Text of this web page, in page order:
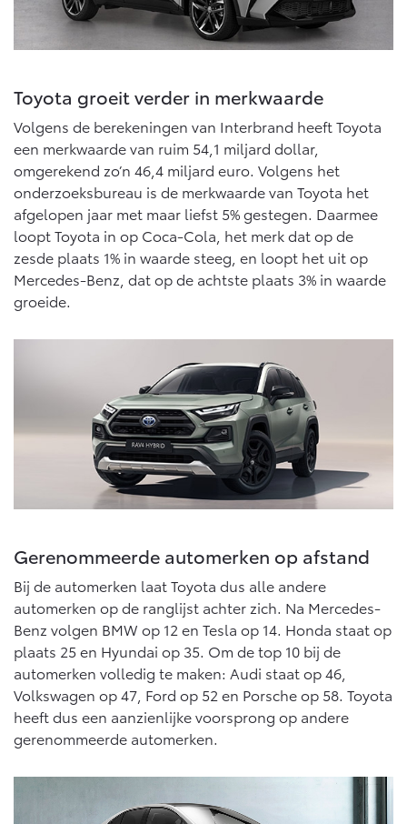
Vanaf € 39.995,-
Toyota C-HR
Vanaf € 36.495,-
Toyota C-HR+
BATTERIJ-ELEKTRISCH
Vanaf € 37.995,-
RAV4
PLUG-IN HYBRIDE
Vanaf € 49.995,-
BATTERIJ-ELEKTRISCH
Vanaf € 39.995,-
bZ4X Touring
BATTERIJ-ELEKTRISCH
Vanaf € 48.995,-
Mirai
WATERSTOF-ELEKTRISCH
Vanaf € 76.695,-
Proace City (excl. BTW)
OOK ALS BATTERIJ-
ELEKTRISCH
Vanaf € 27.945,-
10 jaar batterijgarantie
Toyota fabrieksgarantie
Onderdelen & Accessoires
Onderdelen
Accessoires
Banden
Webshop
Connected
Abonnementen
Multimedia
Connected check
Navigatie updates
Laadpas
Energie en slim laden
Verzekeren
Toyota Autoverzekering
Toyota Hybride Autoverzekering
Bedrijfswagens
Financieren of leasen
Verzekeren
Toyota groeit verder in merkwaarde
Volgens de berekeningen van Interbrand heeft Toyota
een merkwaarde van ruim 54,1 miljard dollar,
omgerekend zo’n 46,4 miljard euro. Volgens het
onderzoeksbureau is de merkwaarde van Toyota het
afgelopen jaar met maar liefst 5% gestegen. Daarmee
loopt Toyota in op Coca-Cola, het merk dat op de
zesde plaats 1% in waarde steeg, en loopt het uit op
Mercedes-Benz, dat op de achtste plaats 3% in waarde
groeide.
Gerenommeerde automerken op afstand
Bij de automerken laat Toyota dus alle andere
automerken op de ranglijst achter zich. Na Mercedes-
Benz volgen BMW op 12 en Tesla op 14. Honda staat op
plaats 25 en Hyundai op 35. Om de top 10 bij de
automerken volledig te maken: Audi staat op 46,
Volkswagen op 47, Ford op 52 en Porsche op 58. Toyota
heeft dus een aanzienlijke voorsprong op andere
gerenommeerde automerken.